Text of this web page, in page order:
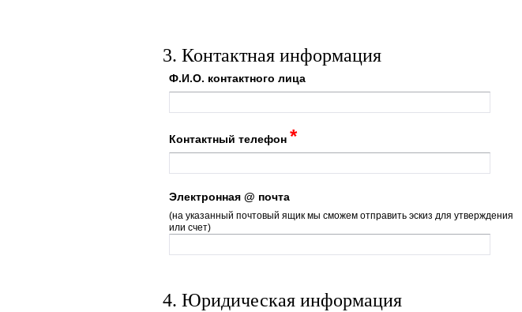
Артикул1-30
3. Контактная информация
Ф.И.О. контактного лица
Контактный телефон *
Электронная @ почта
(на указанный почтовый ящик мы сможем отправить эскиз для утверждения
или счет)
4. Юридическая информация